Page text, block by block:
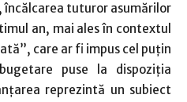
încălcarea tuturor asumărilor
an, mai ales în contextul
care ar fi impus cel puțin
puse la dispoziția
reprezintă un subiect